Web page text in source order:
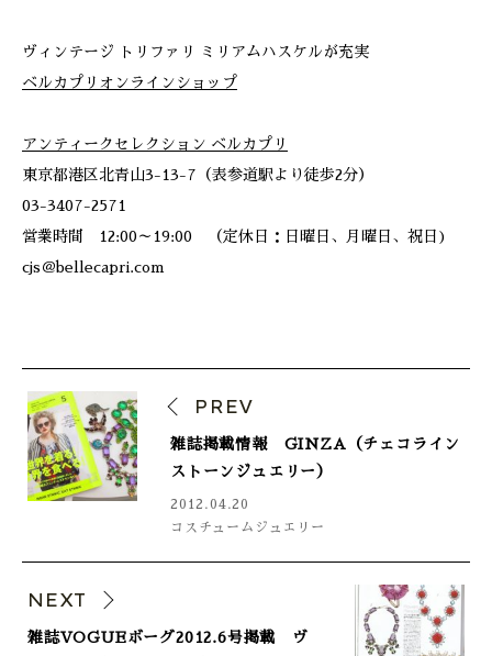
ヴィンテージ トリファリ ミリアムハスケルが充実
ベルカプリオンラインショップ
アンティークセレクション ベルカプリ
東京都港区北青山3-13-7（表参道駅より徒歩2分）
03-3407-2571
営業時間 12:00～19:00 （定休日：日曜日、月曜日、祝日)
cjs＠bellecapri.com
PREV
雑誌掲載情報 GINZA（チェコライン
ストーンジュエリー）
2012.04.20
コスチュームジュエリー
NEXT
雑誌VOGUEボーグ2012.6号掲載 ヴ